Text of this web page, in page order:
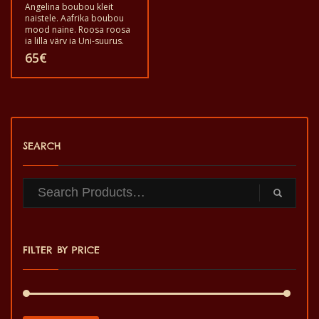
Angelina boubou kleit
naistele. Aafrika boubou
mood naine. Roosa roosa
ja lilla värv ja Uni-suurus.
Materjal on pehme
puuvillane lingu.
65€
mitu
varianti.
Valikuid
tootelehel.
SEARCH
FILTER BY PRICE